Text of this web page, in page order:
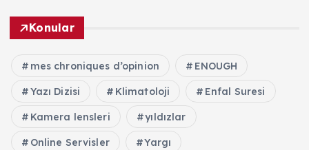
Konular
mes chroniques d’opinion ENOUGH
Yazı Dizisi Klimatoloji Enfal Suresi
Kamera lensleri yıldızlar
Online Servisler Yargı